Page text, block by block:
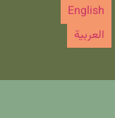
پرش
محتوا
English
العربیة